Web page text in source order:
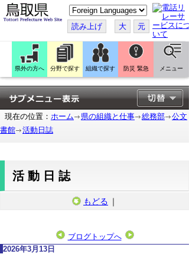
こ
の
ペ
ー
ジ
翻
訳
す
る
読み上げ 大 元
県外の方へ 分野で探す 組織で探す 防災 緊急 メニュー
現在の位置： ホーム 県の組織と仕事 総務部
公文
書館
活動日誌
活動日誌
もどる ｜
ブログトップへ
2026年3月13日